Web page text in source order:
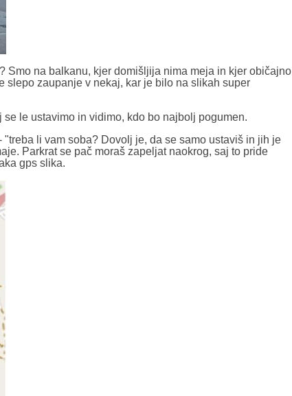
Smo na balkanu, kjer domišljija nima meja in kjer običajno
slepo zaupanje v nekaj, kar je bilo na slikah super
le ustavimo in vidimo, kdo bo najbolj pogumen.
li vam soba? Dovolj je, da se samo ustaviš in jih je
Parkrat se pač moraš zapeljat naokrog, saj to pride
gps slika.